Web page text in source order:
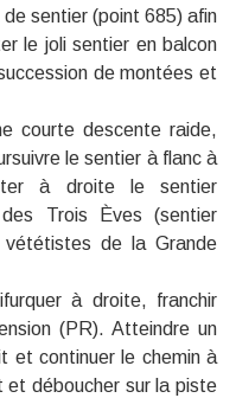
sentier (point 685) afin
le joli sentier en balcon
de montées et
courte descente raide,
le sentier à flanc à
à droite le sentier
Trois Èves (sentier
de la Grande
à droite, franchir
(PR). Atteindre un
et continuer le chemin à
déboucher sur la piste